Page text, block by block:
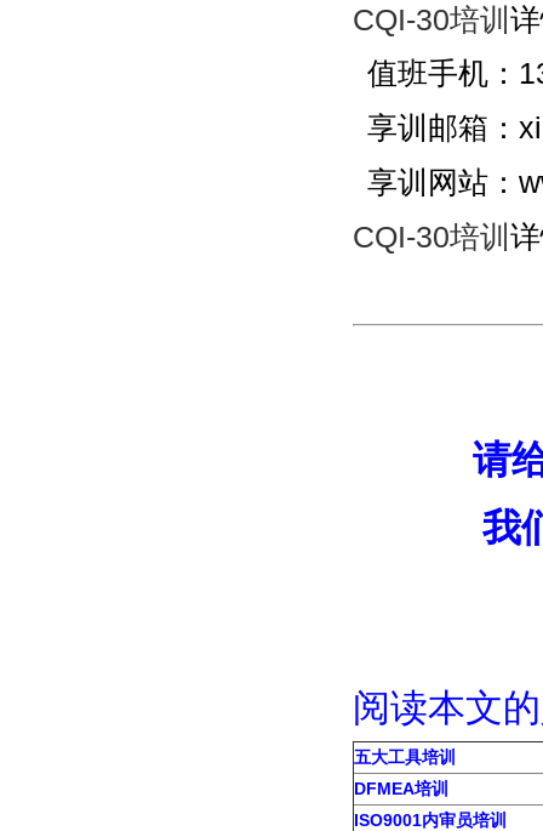
CQI-30培训
值班手机：
享训邮箱：
享训网站：
CQI-30培训
请
我
阅读本文
五大工具培训
DFMEA培训
ISO9001内审员培训